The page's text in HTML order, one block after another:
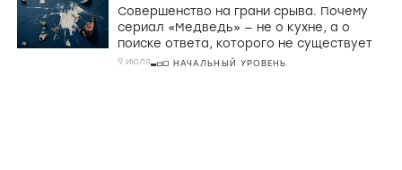
Совершенство на грани срыва. Почему
сериал «Медведь» — не о кухне, а о
поиске ответа, которого не существует
9 июля НАЧАЛЬНЫЙ УРОВЕНЬ